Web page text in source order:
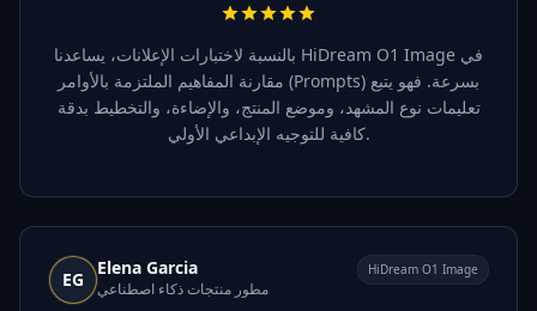
بالنسبة لاختبارات الإعلانات، يساعدنا HiDream O1 Image في
مقارنة المفاهيم الملتزمة بالأوامر (Prompts) بسرعة. فهو يتبع
تعليمات نوع المشهد، وموضع المنتج، والإضاءة، والتخطيط بدقة
كافية للتوجيه الإبداعي الأولي.
EG
Elena Garcia
مطور منتجات ذكاء اصطناعي
HiDream O1 Image